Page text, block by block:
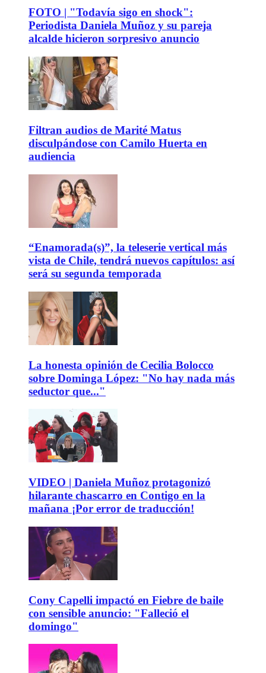
FOTO | "Todavía sigo en shock":
Periodista Daniela Muñoz y su pareja
alcalde hicieron sorpresivo anuncio
Filtran audios de Marité Matus
disculpándose con Camilo Huerta en
audiencia
“Enamorada(s)”, la teleserie vertical más
vista de Chile, tendrá nuevos capítulos: así
será su segunda temporada
La honesta opinión de Cecilia Bolocco
sobre Dominga López: "No hay nada más
seductor que..."
VIDEO | Daniela Muñoz protagonizó
hilarante chascarro en Contigo en la
mañana ¡Por error de traducción!
Cony Capelli impactó en Fiebre de baile
con sensible anuncio: "Falleció el
domingo"